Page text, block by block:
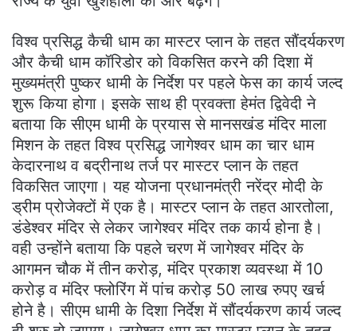
विश्व प्रसिद्ध कैची धाम का मास्टर प्लान के तहत सौंदर्यकरण
और कैची धाम कॉरिडोर को विकसित करने की दिशा में
मुख्यमंत्री पुष्कर धामी के निर्देश पर पहले फेस का कार्य जल्द
शुरू किया होगा। इसके साथ ही प्रवक्ता हेमंत द्विवेदी ने
बताया कि सीएम धामी के प्रयास से मानसखंड मंदिर माला
मिशन के तहत विश्व प्रसिद्ध जागेश्वर धाम का चार धाम
केदारनाथ व बद्रीनाथ तर्ज पर मास्टर प्लान के तहत
विकसित जाएगा। यह योजना प्रधानमंत्री नरेंद्र मोदी के
ड्रीम प्रोजेक्टों में एक है। मास्टर प्लान के तहत आरतोला,
डंडेश्वर मंदिर से लेकर जागेश्वर मंदिर तक कार्य होना है।
वही उन्होंने बताया कि पहले चरण में जागेश्वर मंदिर के
आगमन चौक में तीन करोड़, मंदिर प्रकाश व्यवस्था में 10
करोड़ व मंदिर फ्लोरिंग में पांच करोड़ 50 लाख रुपए खर्च
होने है। सीएम धामी के दिशा निर्देश में सौंदर्यकरण कार्य जल्द